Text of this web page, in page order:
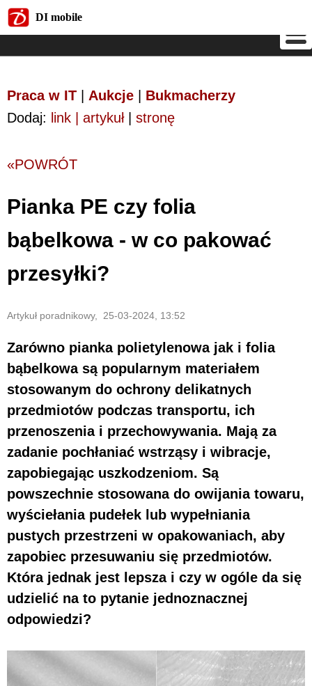
DI mobile
Praca w IT Aukcje
Bukmacherzy
Dodaj: link | artykuł| stronę
«POWRÓT
Pianka PE czy folia
bąbelkowa - w co pakować
przesyłki?
Artykuł poradnikowy, 25-03-2024, 13:52
Zarówno pianka polietylenowa jak i folia
bąbelkowa są popularnym materiałem
stosowanym do ochrony delikatnych
przedmiotów podczas transportu, ich
przenoszenia i przechowywania. Mają za
zadanie pochłaniać wstrząsy i wibracje,
zapobiegając uszkodzeniom. Są
powszechnie stosowana do owijania towaru,
wyściełania pudełek lub wypełniania
pustych przestrzeni w opakowaniach, aby
zapobiec przesuwaniu się przedmiotów.
Która jednak jest lepsza i czy w ogóle da się
udzielić na to pytanie jednoznacznej
odpowiedzi?
DI mobile